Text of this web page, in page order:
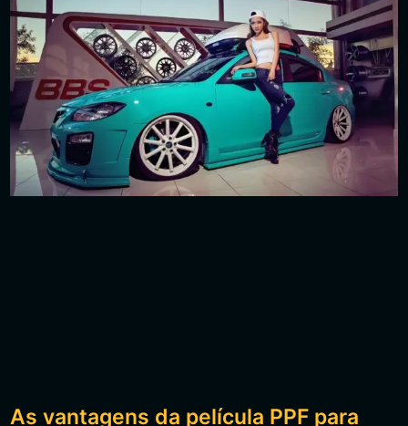
As vantagens da película PPF para